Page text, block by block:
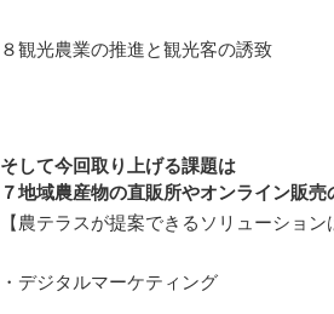
８観光農業の推進と観光客の誘致
そして今回取り上げる課題は
７地域農産物の直販所やオンライン販売
【農テラスが提案できるソリューション
・デジタルマーケティング